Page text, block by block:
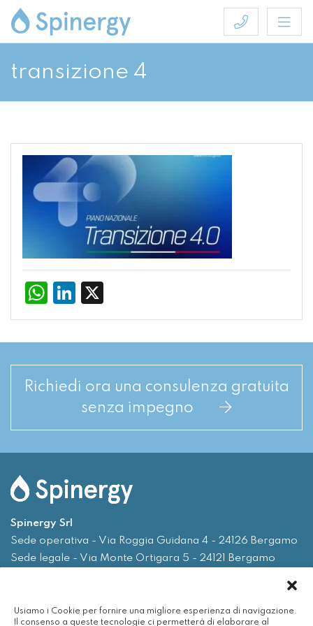
Usiamo i Cookie per fornire una migliore esperienza di navigazione.
Il consenso a queste tecnologie ci permetterà di elaborare al
transizione 4
WhatsApp
LinkedIn
Richiedi ora una consulenza gratuita
senza impegno
Spinergy Srl
Sede operativa - Via Roggia Guidana 4 - 24126 Bergamo
Sede legale - Via Monte Ortigara 5 - 24121 Bergamo
Email
info@spinergy.it